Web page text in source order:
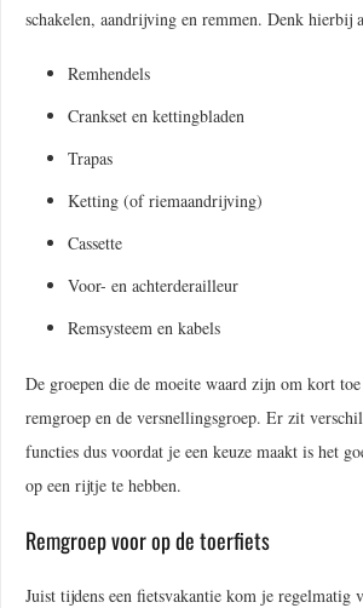
schakelen, aandrijving en remmen. Denk hierbij
Remhendels
Crankset en kettingbladen
Trapas
Ketting (of riemaandrijving)
Cassette
Voor- en achterderailleur
Remsysteem en kabels
De groepen die de moeite waard zijn om kort
remgroep en de versnellingsgroep. Er zit
functies dus voordat je een keuze maakt is het
op een rijtje te hebben.
Remgroep voor op de toerfiets
Juist tijdens een fietsvakantie kom je regelmatig